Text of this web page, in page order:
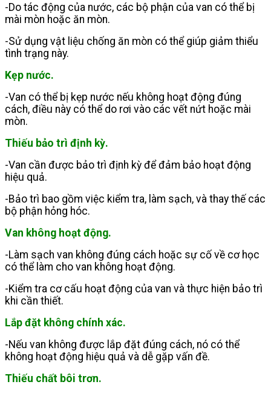
-Do tác động của nước, các bộ phận của van có thể bị
mài mòn hoặc ăn mòn.
-Sử dụng vật liệu chống ăn mòn có thể giúp giảm thiểu
tình trạng này.
Kẹp nước.
-Van có thể bị kẹp nước nếu không hoạt động đúng
cách, điều này có thể do rơi vào các vết nứt hoặc mài
mòn.
Thiếu bảo trì định kỳ.
-Van cần được bảo trì định kỳ để đảm bảo hoạt động
hiệu quả.
-Bảo trì bao gồm việc kiểm tra, làm sạch, và thay thế các
bộ phận hỏng hóc.
Van không hoạt động.
-Làm sạch van không đúng cách hoặc sự cố về cơ học
có thể làm cho van không hoạt động.
-Kiểm tra cơ cấu hoạt động của van và thực hiện bảo trì
khi cần thiết.
Lắp đặt không chính xác.
-Nếu van không được lắp đặt đúng cách, nó có thể
không hoạt động hiệu quả và dễ gặp vấn đề.
Thiếu chất bôi trơn.